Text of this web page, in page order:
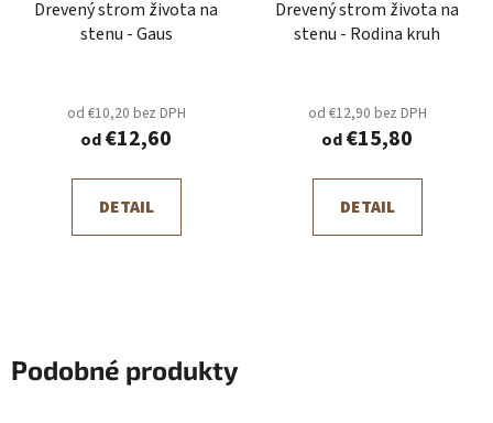
Drevený strom života na
stenu - Gaus
od €10,20 bez DPH
od€12,60
DETAIL
Drevený strom života na
stenu - Rodina kruh
od €12,90 bez DPH
od€15,80
DETAIL
Podobné produkty